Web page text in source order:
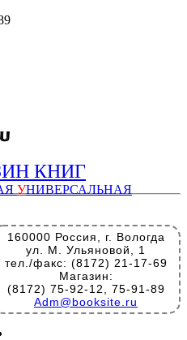
КНИГ
УНИВЕРСАЛЬНАЯ
160000 Россия, г. Вологда
ул. М. Ульяновой, 1
тел./факс: (8172) 21-17-69
Магазин:
(8172) 75-92-12, 75-91-89
Adm@booksite.ru